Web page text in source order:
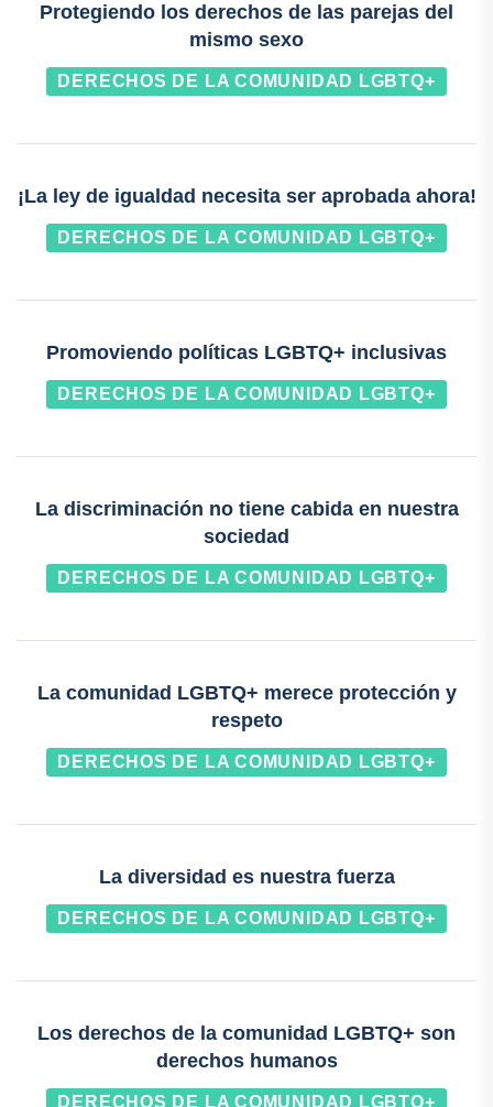
Protegiendo los derechos de las parejas del
mismo sexo
DERECHOS DE LA COMUNIDAD LGBTQ+
¡La ley de igualdad necesita ser aprobada ahora!
DERECHOS DE LA COMUNIDAD LGBTQ+
Promoviendo políticas LGBTQ+ inclusivas
DERECHOS DE LA COMUNIDAD LGBTQ+
La discriminación no tiene cabida en nuestra
sociedad
DERECHOS DE LA COMUNIDAD LGBTQ+
La comunidad LGBTQ+ merece protección y
respeto
DERECHOS DE LA COMUNIDAD LGBTQ+
La diversidad es nuestra fuerza
DERECHOS DE LA COMUNIDAD LGBTQ+
Los derechos de la comunidad LGBTQ+ son
derechos humanos
DERECHOS DE LA COMUNIDAD LGBTQ+